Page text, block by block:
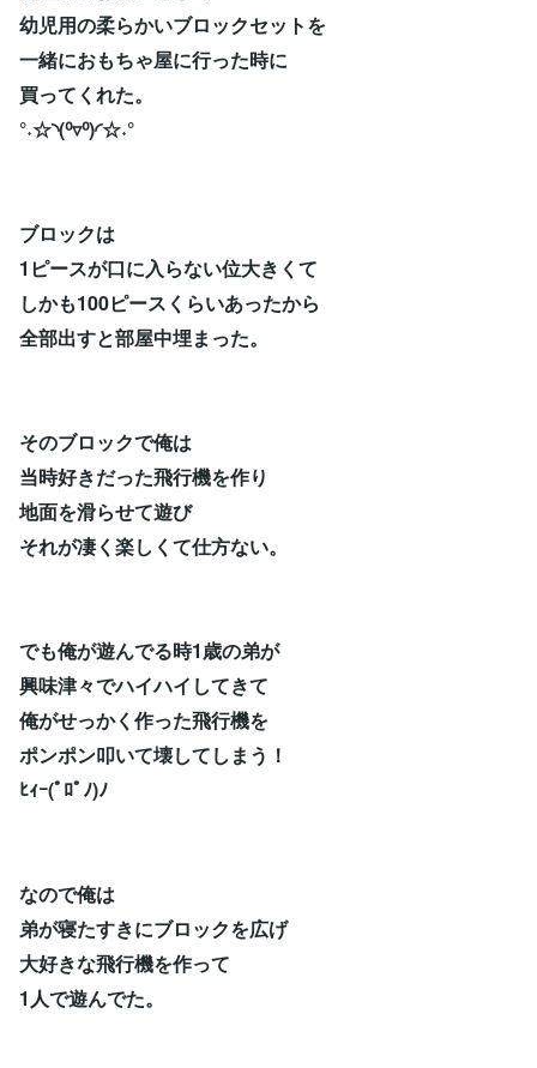
幼児用の柔らかいブロックセットを
一緒におもちゃ屋に行った時に
買ってくれた。
°˖☆◝(⁰▿⁰)◜☆˖°
ブロックは
1ピースが口に入らない位大きくて
しかも100ピースくらいあったから
全部出すと部屋中埋まった。
そのブロックで俺は
当時好きだった飛行機を作り
地面を滑らせて遊び
それが凄く楽しくて仕方ない。
でも俺が遊んでる時1歳の弟が
興味津々でハイハイしてきて
俺がせっかく作った飛行機を
ポンポン叩いて壊してしまう！
ﾋｨｰ(ﾟﾛﾟﾉ)ﾉ
なので俺は
弟が寝たすきにブロックを広げ
大好きな飛行機を作って
1人で遊んでた。